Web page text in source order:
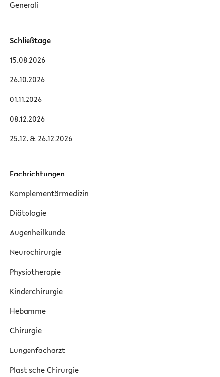
Generali
Schließtage
15.08.2026
26.10.2026
01.11.2026
08.12.2026
25.12. & 26.12.2026
Fachrichtungen
Komplementärmedizin
Diätologie
Augenheilkunde
Neurochirurgie
Physiotherapie
Kinderchirurgie
Hebamme
Chirurgie
Lungenfacharzt
Plastische Chirurgie